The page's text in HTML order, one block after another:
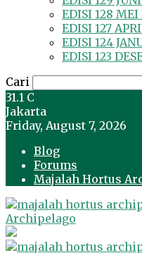
EDISI 128 MEI
EDISI 127
EDISI 124
EDISI 123
Cari
31.1 C
Jakarta
Friday, August 7, 2026
Blog
Forums
Majalah Hortus
Archipelago